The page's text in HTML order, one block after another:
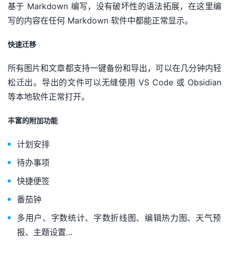
基于 Markdown 编写，没有破坏性的语法拓展，在这里编
写的内容在任何 Markdown 软件中都能正常显示。
快速迁移
所有图片和文章都支持一键备份和导出，可以在几分钟内轻
松迁出。导出的文件可以无缝使用 VS Code 或 Obsidian
等本地软件正常打开。
丰富的附加功能
计划安排
待办事项
快捷便签
番茄钟
多用户、字数统计、字数折线图、编辑热力图、天气预
报、主题设置…